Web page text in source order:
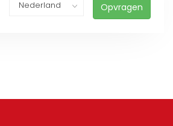
Opvragen